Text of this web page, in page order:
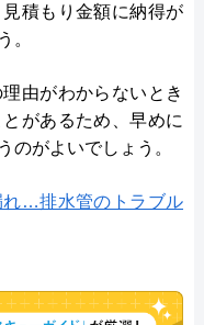
積もり金額に納得が
。
由がわからないとき
があるため、早めに
のがよいでしょう。
れ…排水管のトラブル